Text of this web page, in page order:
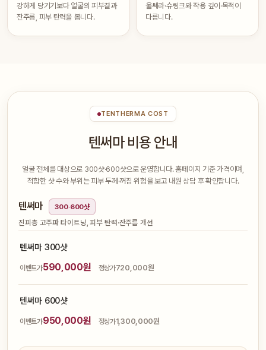
강하게 당기기보다 얼굴의 피부결과
잔주름, 피부 탄력을 봅니다.
울쎄라·슈링크와 작용 깊이·목적이
다릅니다.
TENTHERMA COST
텐써마 비용 안내
얼굴 전체를 대상으로 300샷·600샷으로 운영합니다. 홈페이지 기준 가격이며,
적합한 샷 수와 부위는 피부 두께·꺼짐 위험을 보고 내원 상담 후 확인합니다.
텐써마 300·600샷
진피층 고주파 타이트닝, 피부 탄력·잔주름 개선
텐써마 300샷
이벤트가590,000원 정상가720,000원
텐써마 600샷
이벤트가950,000원 정상가1,300,000원